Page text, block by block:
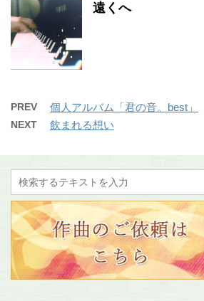
遠くへ
PREV 個人アルバム「君の音。best」
NEXT 飲まれる想い